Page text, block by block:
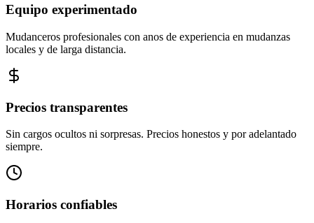
Equipo experimentado
Mudanceros profesionales con anos de experiencia en mudanzas
locales y de larga distancia.
Precios transparentes
Sin cargos ocultos ni sorpresas. Precios honestos y por adelantado
siempre.
Horarios confiables